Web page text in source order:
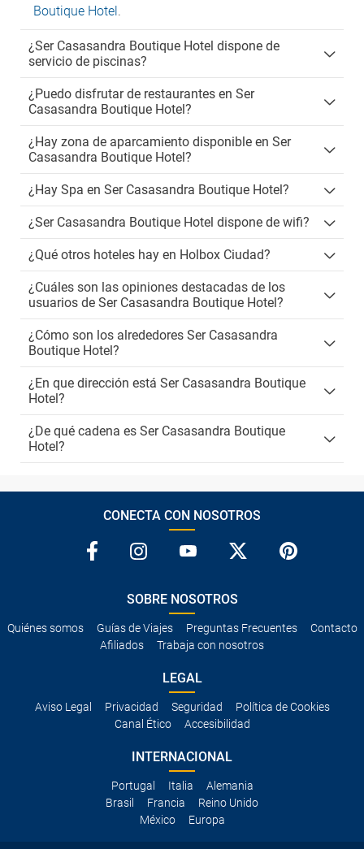
Boutique Hotel.
¿Ser Casasandra Boutique Hotel dispone de
servicio de piscinas?
¿Puedo disfrutar de restaurantes en Ser
Casasandra Boutique Hotel?
¿Hay zona de aparcamiento disponible en Ser
Casasandra Boutique Hotel?
¿Hay Spa en Ser Casasandra Boutique Hotel?
¿Ser Casasandra Boutique Hotel dispone de wifi?
¿Qué otros hoteles hay en Holbox Ciudad?
¿Cuáles son las opiniones destacadas de los
usuarios de Ser Casasandra Boutique Hotel?
¿Cómo son los alrededores Ser Casasandra
Boutique Hotel?
¿En que dirección está Ser Casasandra Boutique
Hotel?
¿De qué cadena es Ser Casasandra Boutique
Hotel?
CONECTA CON NOSOTROS
SOBRE NOSOTROS
Quiénes somos Guías de Viajes Preguntas Frecuentes
Contacto
Afiliados
Trabaja con nosotros
LEGAL
Aviso Legal Privacidad Seguridad
Política de Cookies
Canal Ético
Accesibilidad
INTERNACIONAL
Portugal Italia
Alemania
Brasil
Francia
Reino Unido
México
Europa